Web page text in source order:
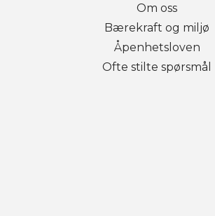
Om oss
Bærekraft og miljø
Åpenhetsloven
Ofte stilte spørsmål